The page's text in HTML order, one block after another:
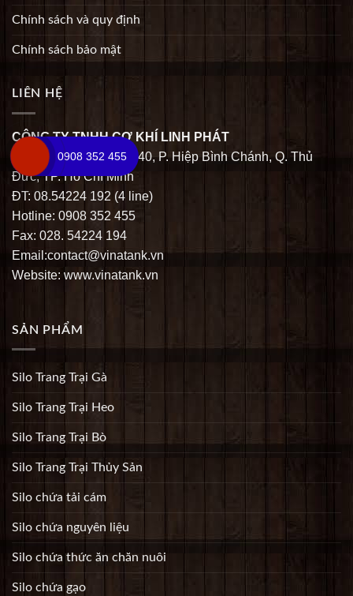
Chính sách và quy định
Chính sách bảo mật
LIÊN HỆ
CÔNG TY TNHH CƠ KHÍ LINH PHÁT
Địa chỉ: Số 03 Đường 40, P. Hiệp Bình Chánh, Q. Thủ
Đức, TP. Hồ Chí Minh
ĐT: 08.54224 192 (4 line)
Hotline: 0908 352 455
Fax: 028. 54224 194
Email:contact@vinatank.vn
Website: www.vinatank.vn
SẢN PHẨM
Silo Trang Trại Gà
Silo Trang Trại Heo
Silo Trang Trại Bò
Silo Trang Trại Thủy Sản
Silo chứa tải cám
Silo chứa nguyên liệu
Silo chứa thức ăn chăn nuôi
Silo chứa gạo
0908 352 455